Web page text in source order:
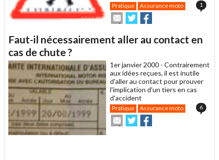
Pratique Assurance moto 1
Envoyer
cet
à
Partager
sur
sur
Faut-il nécessairement aller au contact en
cas de chute ?
1er janvier 2000 - Contrairement
aux idées reçues, il est inutile
d'aller au contact pour prouver
l'implication d'un tiers en cas
d'accident
Pratique Assurance moto 6
Envoyer
cet
Partager
sur
sur